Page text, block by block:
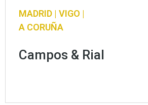
MADRID | VIGO |
A CORUÑA
Campos & Rial